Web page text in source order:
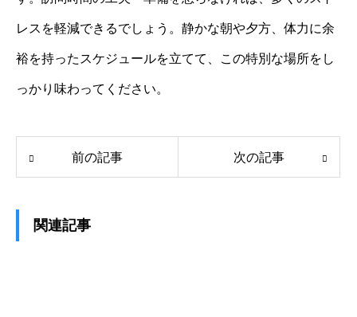
レスを軽減できるでしょう。静かな朝や夕方、体力に余
裕を持ったスケジュールを立てて、この特別な場所をし
っかり味わってください。
前の記事 次の記事
関連記事